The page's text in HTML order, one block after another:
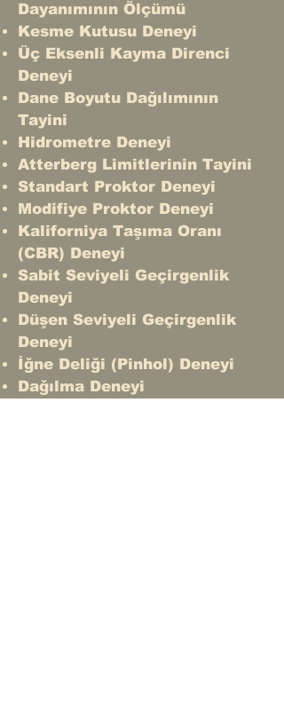
Dayanımının Ölçümü
Kesme Kutusu Deneyi
Üç Eksenli Kayma Direnci
Deneyi
Dane Boyutu Dağılımının
Tayini
Hidrometre Deneyi
Atterberg Limitlerinin Tayini
Standart Proktor Deneyi
Modifiye Proktor Deneyi
Kaliforniya Taşıma Oranı
(CBR) Deneyi
Sabit Seviyeli Geçirgenlik
Deneyi
Düşen Seviyeli Geçirgenlik
Deneyi
İğne Deliği (Pinhol) Deneyi
Dağılma Deneyi